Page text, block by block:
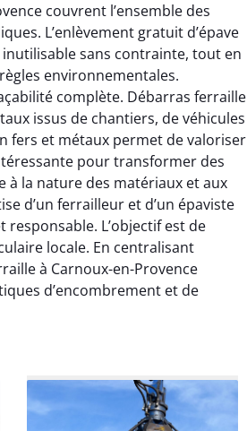
couvrent l’ensemble des
L’enlèvement gratuit d’épave
sans contrainte, tout en
environnementales.
complète. Débarras ferraille
issus de chantiers, de véhicules
fers et métaux permet de valoriser
pour transformer des
à la nature des matériaux et aux
d’un ferrailleur et d’un épaviste
L’objectif est de
locale. En centralisant
à Carnoux-en-Provence
d’encombrement et de
Jérôme Meunier
21 octobre 2024
Service de recyclage efficace
et écologique. Enlèvement
rapide de ma vieille
chaudière et démarche
transparente. Je
recommande !